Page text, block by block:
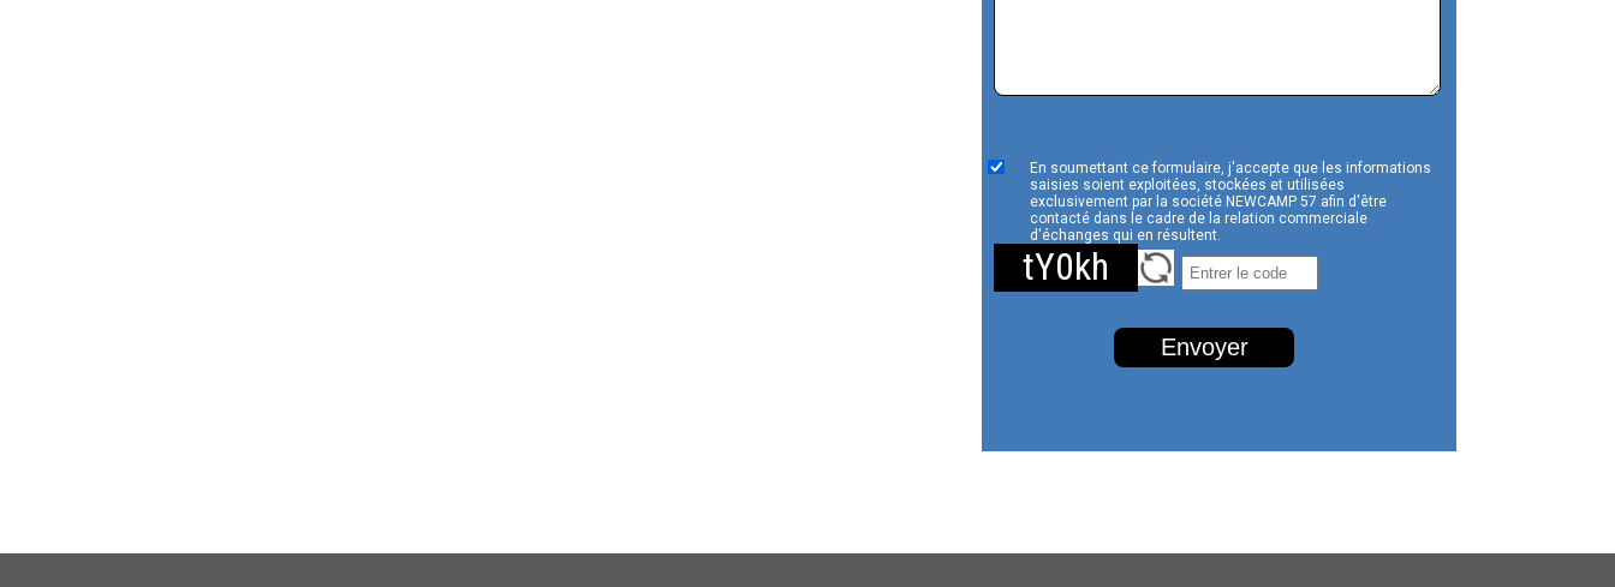
En soumettant ce formulaire, j'accepte que les informations
saisies soient exploitées, stockées et utilisées
exclusivement par la société NEWCAMP 57 afin d'être
contacté dans le cadre de la relation commerciale
d'échanges qui en résultent.
tY0kh
Envoyer